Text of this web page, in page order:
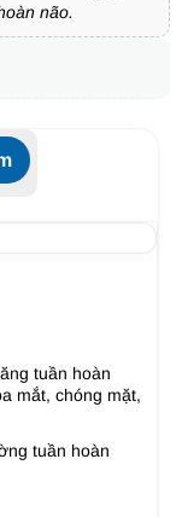
não.
tuần hoàn
mắt, chóng mặt,
tuần hoàn